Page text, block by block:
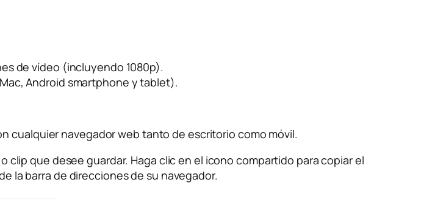
de vídeo (incluyendo 1080p).
Android smartphone y tablet).
cualquier navegador web tanto de escritorio como móvil.
clip que desee guardar. Haga clic en el icono compartido para copiar el
la barra de direcciones de su navegador.